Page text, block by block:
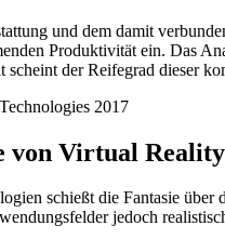
und dem damit
Produktivität ein. Das
der Reifegrad dieser
von Virtual
schießt die Fantasie
jedoch